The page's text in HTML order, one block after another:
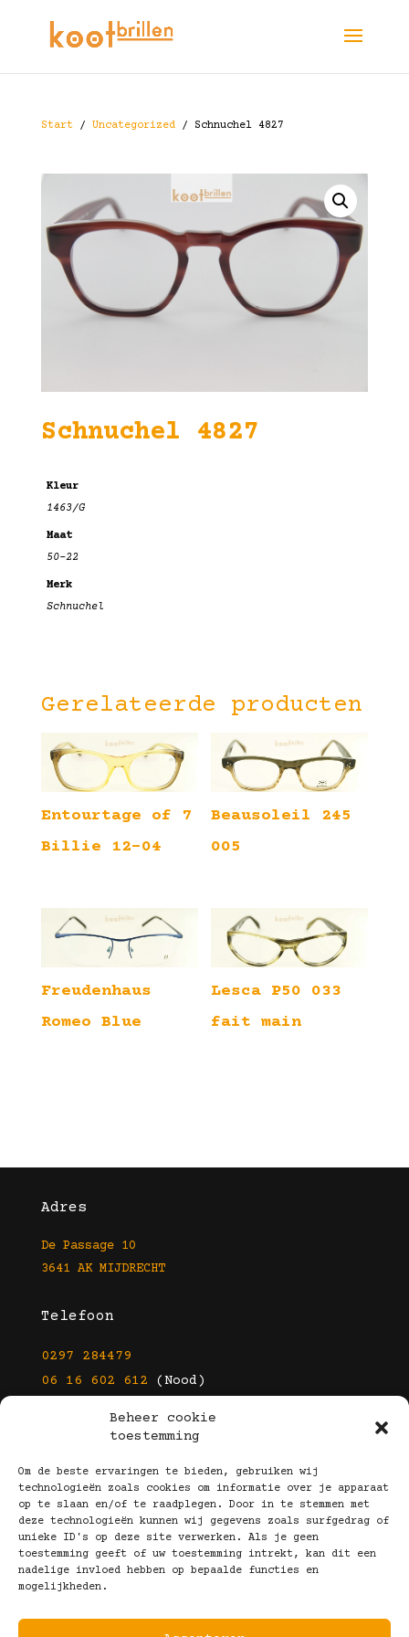
Beheer cookie
toestemming
Om de beste ervaringen te bieden, gebruiken wij
technologieën zoals cookies om informatie over je apparaat
op te slaan en/of te raadplegen. Door in te stemmen met
deze technologieën kunnen wij gegevens zoals surfgedrag of
unieke ID's op deze site verwerken. Als je geen
toestemming geeft of uw toestemming intrekt, kan dit een
nadelige invloed hebben op bepaalde functies en
mogelijkheden.
Start/ Uncategorized/ Schnuchel 4827
Schnuchel 4827
Kleur
1463/G
Maat
50-22
Merk
Schnuchel
Gerelateerde producten
Entourtage of 7
Billie 12-04
Beausoleil 245
005
Freudenhaus
Romeo Blue
Lesca P50 033
fait main
Adres
De Passage 10
3641 AK MIJDRECHT
Telefoon
0297 284479
06 16 602 612 (Nood)
info@kootbrillen.nl
Volg Ons!